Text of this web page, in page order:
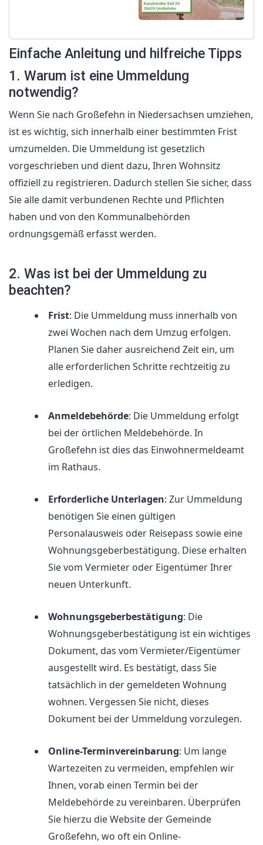
Einfache Anleitung und hilfreiche Tipps
1. Warum ist eine Ummeldung
notwendig?
Wenn Sie nach Großefehn in Niedersachsen umziehen,
ist es wichtig, sich innerhalb einer bestimmten Frist
umzumelden. Die Ummeldung ist gesetzlich
vorgeschrieben und dient dazu, Ihren Wohnsitz
offiziell zu registrieren. Dadurch stellen Sie sicher, dass
Sie alle damit verbundenen Rechte und Pflichten
haben und von den Kommunalbehörden
ordnungsgemäß erfasst werden.
2. Was ist bei der Ummeldung zu
beachten?
Frist: Die Ummeldung muss innerhalb von
zwei Wochen nach dem Umzug erfolgen.
Planen Sie daher ausreichend Zeit ein, um
alle erforderlichen Schritte rechtzeitig zu
erledigen.
Anmeldebehörde: Die Ummeldung erfolgt
bei der örtlichen Meldebehörde. In
Großefehn ist dies das Einwohnermeldeamt
im Rathaus.
Erforderliche Unterlagen: Zur Ummeldung
benötigen Sie einen gültigen
Personalausweis oder Reisepass sowie eine
Wohnungsgeberbestätigung. Diese erhalten
Sie vom Vermieter oder Eigentümer Ihrer
neuen Unterkunft.
Wohnungsgeberbestätigung: Die
Wohnungsgeberbestätigung ist ein wichtiges
Dokument, das vom Vermieter/Eigentümer
ausgestellt wird. Es bestätigt, dass Sie
tatsächlich in der gemeldeten Wohnung
wohnen. Vergessen Sie nicht, dieses
Dokument bei der Ummeldung vorzulegen.
Online-Terminvereinbarung: Um lange
Wartezeiten zu vermeiden, empfehlen wir
Ihnen, vorab einen Termin bei der
Meldebehörde zu vereinbaren. Überprüfen
Sie hierzu die Website der Gemeinde
Großefehn, wo oft ein Online-